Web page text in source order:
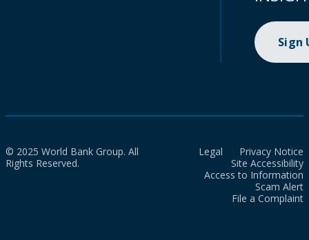
Sign
© 2025 World Bank Group. All
Rights Reserved.
Legal
Privacy Notice
Site Accessibility
Access to Information
Scam Alert
File a Complaint